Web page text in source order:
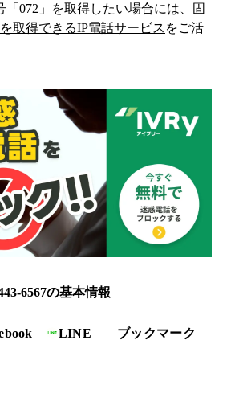
072 」を取得したい場合には、
固
を取得できるIP電話サービス をご活
6567の基本情報
LINE
ブックマーク